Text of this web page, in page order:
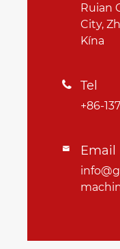
Ruian
City,
Kína
 Tel
+86-
 Email